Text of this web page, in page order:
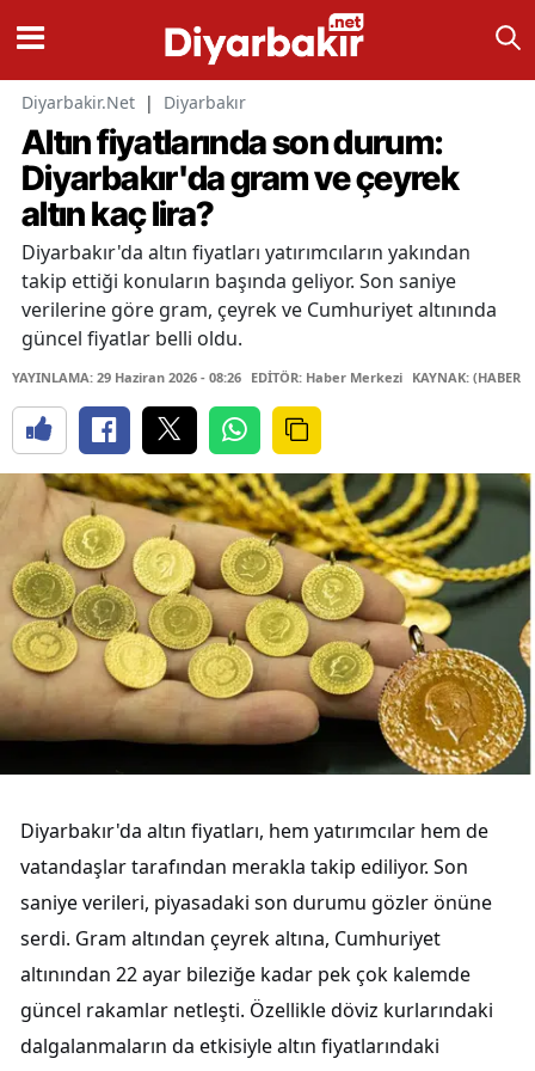
Diyarbakir.Net | Diyarbakır
Altın fiyatlarında son durum:
Diyarbakır'da gram ve çeyrek
altın kaç lira?
Diyarbakır'da altın fiyatları yatırımcıların yakından
takip ettiği konuların başında geliyor. Son saniye
verilerine göre gram, çeyrek ve Cumhuriyet altınında
güncel fiyatlar belli oldu.
YAYINLAMA: 29 Haziran 2026 - 08:26 EDİTÖR: Haber Merkezi KAYNAK: (HABER
Diyarbakır'da altın fiyatları, hem yatırımcılar hem de
vatandaşlar tarafından merakla takip ediliyor. Son
saniye verileri, piyasadaki son durumu gözler önüne
serdi. Gram altından çeyrek altına, Cumhuriyet
altınından 22 ayar bileziğe kadar pek çok kalemde
güncel rakamlar netleşti. Özellikle döviz kurlarındaki
dalgalanmaların da etkisiyle altın fiyatlarındaki